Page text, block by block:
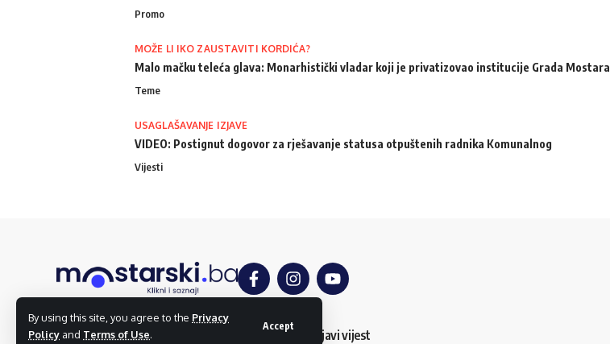
By using this site, you agree to the Privacy
Policy and Terms of Use.
Accept
Promo
MOŽE LI IKO ZAUSTAVITI KORDIĆA?
Malo mačku teleća glava: Monarhistički vladar koji je privatizovao institucije Grada Mostara
Teme
USAGLAŠAVANJE IZJAVE
VIDEO: Postignut dogovor za rješavanje statusa otpuštenih radnika Komunalnog
Vijesti
O nama Impressum Kontakt Dojavi vijest